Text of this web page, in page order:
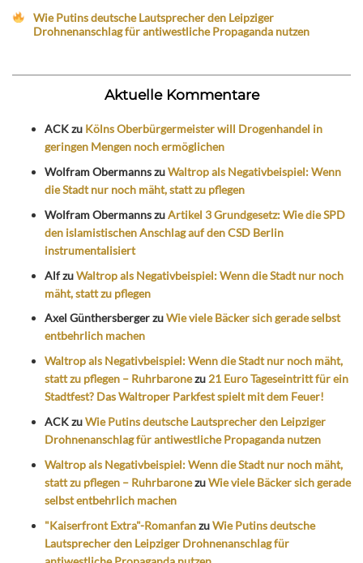
Wie Putins deutsche Lautsprecher den Leipziger
Drohnenanschlag für antiwestliche Propaganda nutzen
Aktuelle Kommentare
ACKzu Kölns Oberbürgermeister will Drogenhandel in
geringen Mengen noch ermöglichen
Wolfram ObermannszuWaltrop als Negativbeispiel: Wenn
die Stadt nur noch mäht, statt zu pflegen
Wolfram ObermannszuArtikel 3 Grundgesetz: Wie die SPD
den islamistischen Anschlag auf den CSD Berlin
instrumentalisiert
AlfzuWaltrop als Negativbeispiel: Wenn die Stadt nur noch
mäht, statt zu pflegen
Axel GünthersbergerzuWie viele Bäcker sich gerade selbst
entbehrlich machen
Waltrop als Negativbeispiel: Wenn die Stadt nur noch mäht,
statt zu pflegen – Ruhrbaronezu 21 Euro Tageseintritt für ein
Stadtfest? Das Waltroper Parkfest spielt mit dem Feuer!
ACKzuWie Putins deutsche Lautsprecher den Leipziger
Drohnenanschlag für antiwestliche Propaganda nutzen
Waltrop als Negativbeispiel: Wenn die Stadt nur noch mäht,
statt zu pflegen – RuhrbaronezuWie viele Bäcker sich gerade
selbst entbehrlich machen
"Kaiserfront Extra"-RomanfanzuWie Putins deutsche
Lautsprecher den Leipziger Drohnenanschlag für